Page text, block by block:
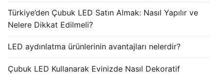
Türkiye’den Çubuk LED Satın Almak: Nasıl Yapılır ve
Nelere Dikkat Edilmeli?
LED aydınlatma ürünlerinin avantajları nelerdir?
Çubuk LED Kullanarak Evinizde Nasıl Dekoratif